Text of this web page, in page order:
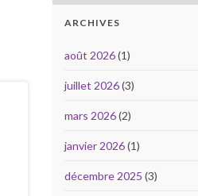
ARCHIVES
août 2026(1)
juillet 2026(3)
mars 2026(2)
janvier 2026(1)
décembre 2025 (3)